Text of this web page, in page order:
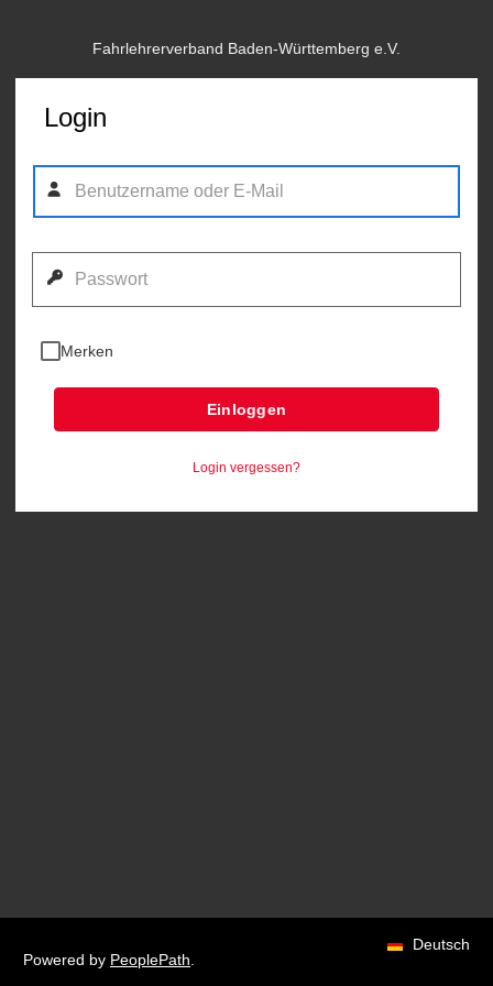
Fahrlehrerverband Baden-Württemberg e.V.
Login
Merken
Einloggen
Login vergessen?
Deutsch
Powered by PeoplePath